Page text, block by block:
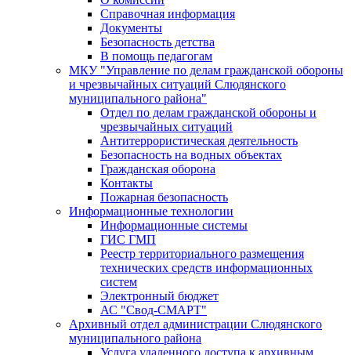
Справочная информация
Документы
Безопасность детства
В помощь педагогам
МКУ "Управление по делам гражданской обороны
и чрезвычайных ситуаций Слюдянского
муниципального района"
Отдел по делам гражданской обороны и
чрезвычайных ситуаций
Антитеррористическая деятельность
Безопасность на водных объектах
Гражданская оборона
Контакты
Пожарная безопасность
Информационные технологии
Информационные системы
ГИС ГМП
Реестр территориального размещения
технических средств информационных
систем
Электронный бюджет
АС "Свод-СМАРТ"
Архивный отдел администрации Слюдянского
муниципального района
Услуга удаленного доступа к архивным